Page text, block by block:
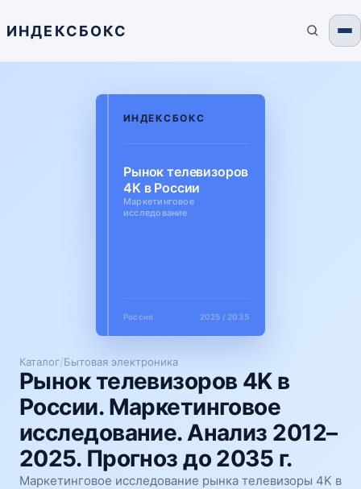
ИНДЕКСБОКС
Каталог/Бытовая электроника
Рынок телевизоров 4K в
России. Маркетинговое
исследование. Анализ 2012–
2025. Прогноз до 2035 г.
Маркетинговое исследование рынка телевизоры 4K в
ИНДЕКСБОКС
Рынок телевизоров
4K в России
Маркетинговое
исследование
Россия 2025 / 2035